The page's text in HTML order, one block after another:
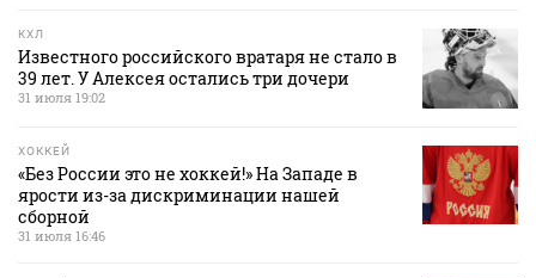
КХЛ
Известного российского вратаря не стало в
39 лет. У Алексея остались три дочери
31 июля 19:02
ХОККЕЙ
«Без России это не хоккей!» На Западе в
ярости из-за дискриминации нашей
сборной
31 июля 16:46